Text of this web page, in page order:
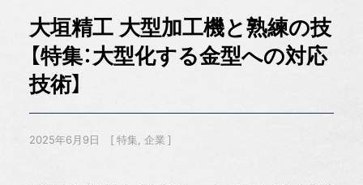
大垣精工 大型加工機と熟練の技
【特集：大型化する金型への対応
技術】
2025年6月9日 特集 企業